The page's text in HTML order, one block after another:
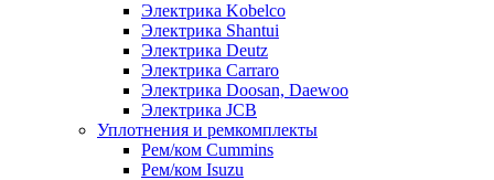
Электрика Kobelco
Электрика Shantui
Электрика Deutz
Электрика Carraro
Электрика Doosan, Daewoo
Электрика JCB
Уплотнения и ремкомплекты
Рем/ком Cummins
Рем/ком Isuzu